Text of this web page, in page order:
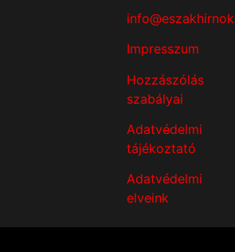
Impresszum
Hozzászólás
szabályai
Adatvédelmi
tájékoztató
Adatvédelmi
elveink